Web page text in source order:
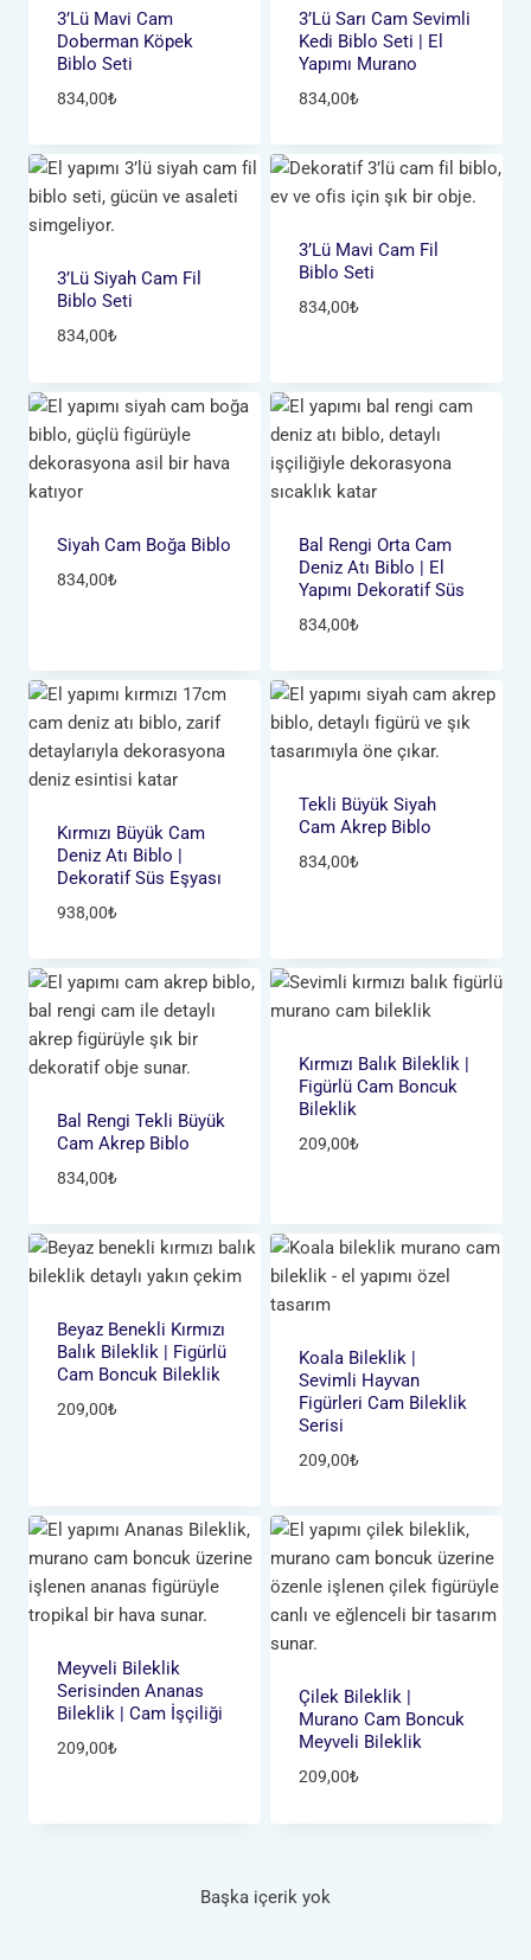
3’lü Mavi Cam
Doberman Köpek
Biblo Seti
834,00₺
3’lü Sarı Cam Sevimli
Kedi Biblo Seti | El
Yapımı Murano
834,00₺
3’lü Siyah Cam Fil
Biblo Seti
834,00₺
3’lü Mavi Cam Fil
Biblo Seti
834,00₺
Siyah Cam Boğa Biblo
834,00₺
Bal Rengi Orta Cam
Deniz Atı Biblo | El
Yapımı Dekoratif Süs
834,00₺
Kırmızı Büyük Cam
Deniz Atı Biblo |
Dekoratif Süs Eşyası
938,00₺
Tekli Büyük Siyah
Cam Akrep Biblo
834,00₺
Bal Rengi Tekli Büyük
Cam Akrep Biblo
834,00₺
Kırmızı Balık Bileklik |
Figürlü Cam Boncuk
Bileklik
209,00₺
Beyaz Benekli Kırmızı
Balık Bileklik | Figürlü
Cam Boncuk Bileklik
209,00₺
Koala Bileklik |
Sevimli Hayvan
Figürleri Cam Bileklik
Serisi
209,00₺
Meyveli Bileklik
Serisinden Ananas
Bileklik | Cam İşçiliği
209,00₺
Çilek Bileklik |
Murano Cam Boncuk
Meyveli Bileklik
209,00₺
Başka içerik yok